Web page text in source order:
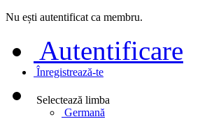
Nu ești autentificat ca membru.
Autentificare
Înregistrează-te
Selectează limba
Germană